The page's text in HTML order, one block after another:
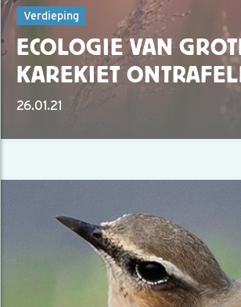
Verdieping
ECOLOGIE VAN
KAREKIET
26.01.21